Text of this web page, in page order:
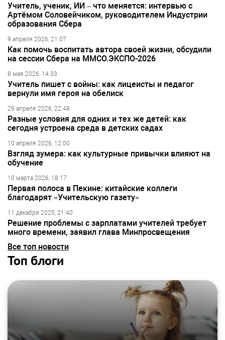
Учитель, ученик, ИИ – что меняется: интервью с
Артёмом Соловейчиком, руководителем Индустрии
образования Сбера
9 апреля 2026, 21:07
Как помочь воспитать автора своей жизни, обсудили
на сессии Сбера на ММСО.ЭКСПО-2026
8 мая 2026, 14:33
Учитель пишет с войны: как лицеисты и педагог
вернули имя героя на обелиск
29 апреля 2026, 22:48
Разные условия для одних и тех же детей: как
сегодня устроена среда в детских садах
10 апреля 2026, 12:00
Взгляд зумера: как культурные привычки влияют на
обучение
10 марта 2026, 18:17
Первая полоса в Пекине: китайские коллеги
благодарят «Учительскую газету»
11 декабря 2025, 21:40
Решение проблемы с зарплатами учителей требует
много времени, заявил глава Минпросвещения
Все топ новости
Топ блоги